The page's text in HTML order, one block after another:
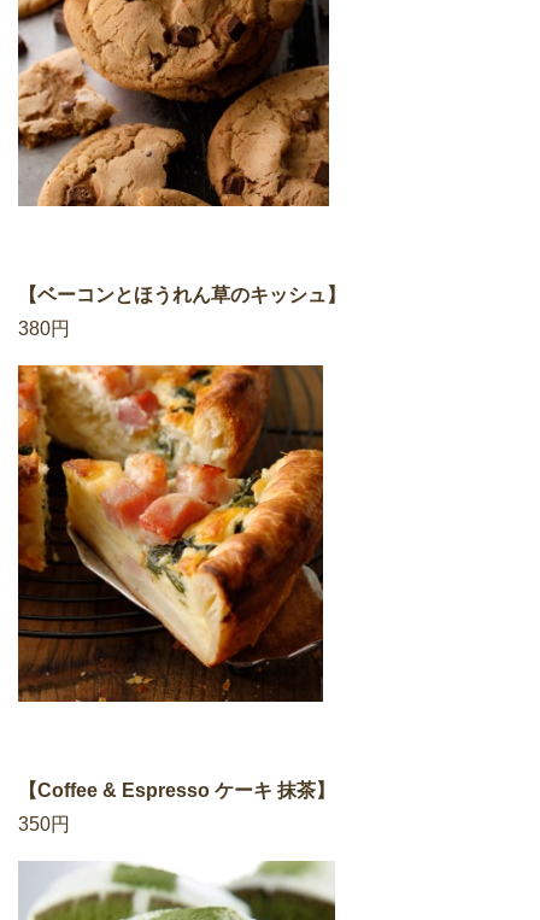
【ベーコンとほうれん草のキッシュ】
380円
【Coffee & Espresso ケーキ 抹茶】
350円